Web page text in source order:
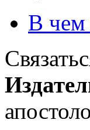
В чем